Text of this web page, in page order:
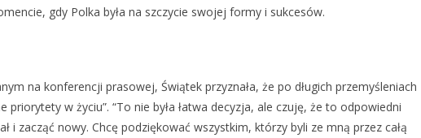
gdy Polka była na szczycie swojej formy i sukcesów.
na konferencji prasowej, Świątek przyznała, że po długich przemyśleniach
priorytety w życiu”. “To nie była łatwa decyzja, ale czuję, że to odpowiedni
i zacząć nowy. Chcę podziękować wszystkim, którzy byli ze mną przez całą